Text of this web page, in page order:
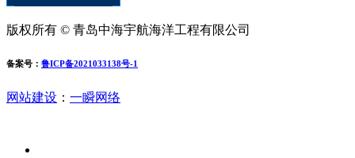
版权所有 © 青岛中海宇航海洋工程有限公司
备案号： 鲁ICP备2021033138号-1
网站建设 ： 一瞬网络